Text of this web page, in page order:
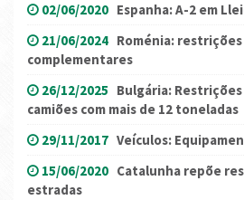
02/06/2020 Espanha: A-2 em
21/06/2024 Roménia:
complementares
26/12/2025 Bulgária:
camiões com mais de 12 toneladas
29/11/2017 Veículos:
15/06/2020 Catalunha repõe
estradas